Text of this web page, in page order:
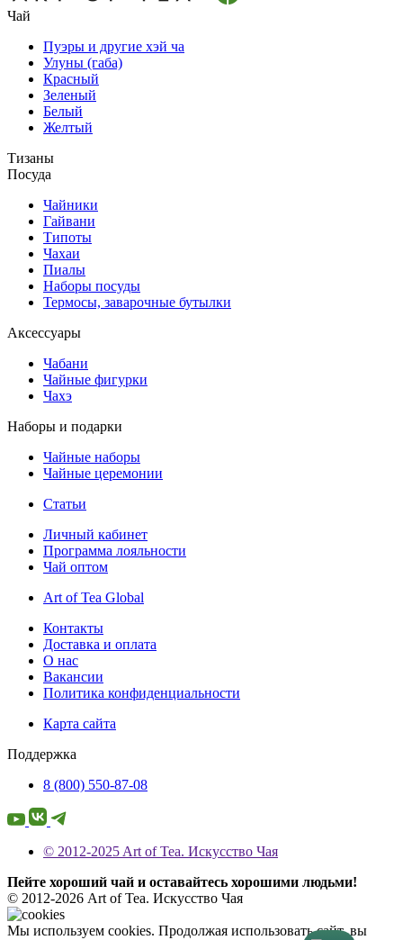
Чай
Пуэры и другие хэй ча
Улуны (габа)
Красный
Зеленый
Белый
Желтый
Тизаны
Посуда
Чайники
Гайвани
Типоты
Чахаи
Пиалы
Наборы посуды
Термосы, заварочные бутылки
Аксессуары
Чабани
Чайные фигурки
Чахэ
Наборы и подарки
Чайные наборы
Чайные церемонии
Статьи
Личный кабинет
Программа лояльности
Чай оптом
Art of Tea Global
Контакты
Доставка и оплата
О нас
Вакансии
Политика конфиденциальности
Карта сайта
Поддержка
8 (800) 550-87-08
© 2012-2025 Art of Tea. Искусство Чая
Пейте хороший чай и оставайтесь хорошими людьми!
© 2012-2026 Art of Tea. Искусство Чая
Мы используем cookies. Продолжая использовать сайт, вы